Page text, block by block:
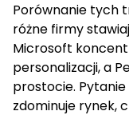
Porównanie tych
różne firmy
Microsoft
personalizacji, a
prostocie.
zdominuje rynek,